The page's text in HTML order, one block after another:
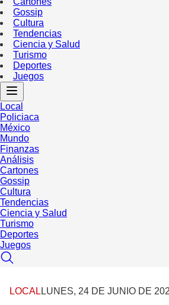
Gossip
Cultura
Tendencias
Ciencia y Salud
Turismo
Deportes
Juegos
Local
Policiaca
México
Mundo
Finanzas
Análisis
Cartones
Gossip
Cultura
Tendencias
Ciencia y Salud
Turismo
Deportes
Juegos
LOCAL LUNES, 24 DE JUNIO DE